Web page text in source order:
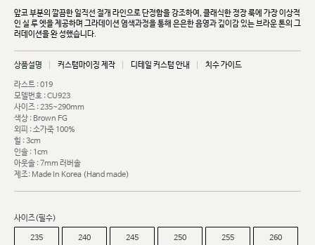
앞코 부분의 깔끔한 일직선 절개 라인으로 단정함을 강조하여, 클래식한 정장 룩에 가장 이상적
인 실 루엣을 제공하며 그라데이션 염색과정을 통해 은은한 음영과 깊이감 있는 브라운 톤의 그
러데이션을 완성했습니다.
상품설명 커스텀마이징 제작 디테일 커스텀 안내 치수 가이드
라스트 : 019
모델번호 : CU923
사이즈 : 235~290mm
색상 : Brown FG
외피 : 소가죽 100%
힐 : 3cm
인솔 : 1cm
아웃솔 : 7mm 러버솔
제조: Made In Korea (Hand made)
사이즈(필수)
235 240 245 250 255 260